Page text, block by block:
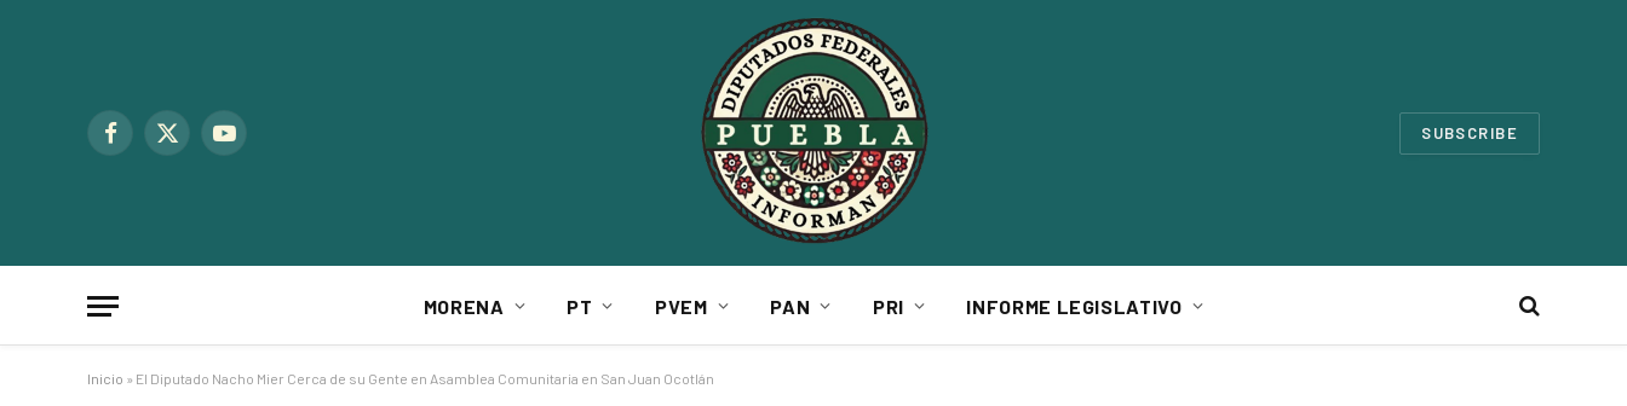
Facebook
X
YouTube SUBSCRIBE
MORENA PT PVEM PAN PRI INFORME LEGISLATIVO
Inicio » El Diputado Nacho Mier Cerca de su Gente en Asamblea Comunitaria en San Juan Ocotlán